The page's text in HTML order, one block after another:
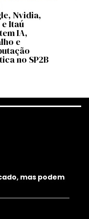
Nvidia,
e Itaú
IA,
e
no SP2B
mas podem